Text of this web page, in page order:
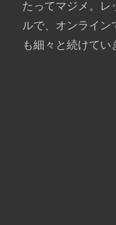
たってマジメ。レ
ルで、オンライン
も細々と続けて